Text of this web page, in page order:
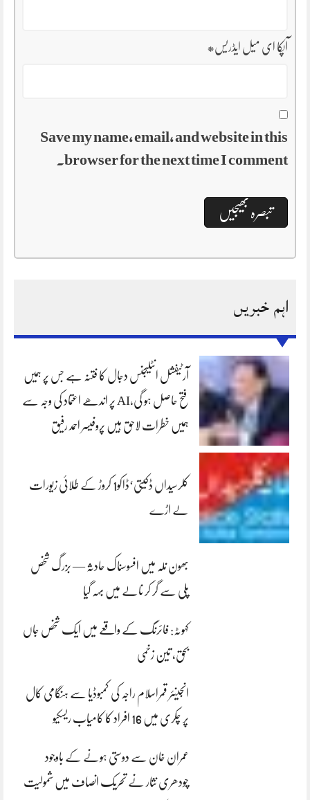
آپکا ای میل ایڈریس*
Save my name, email, and website in this
browser for the next time I comment.
اہم خبریں
آرٹیفشل انٹلیجنس دجال کا فتنہ ہے جس پر ہمیں
فتح حاصل ہو گی،AI پر اندھے اعتماد کی وجہ سے
ہمیں خطرات لاحق ہیں پروفیسر احمد رفیق
کلرسیداں ڈکیتی‘ڈاکو1 کروڑ کے طلائی زیورات
لے اڑے
بھون نلہ میں افسوسناک حادثہ — بزرگ شخص
پلی سے گر کر نالے میں بہہ گیا
کہوٹہ: فائرنگ کے واقعے میں ایک شخص جاں
بحق، تین زخمی
انجینئر قمراسلام راجہ کی کمبوڈیا سے ہنگامی کال
پر چکری میں 16 افراد کا کامیاب ریسکیو
عمران خان سے دوستی ہونے کے باوجود
چودھری نثار نے تحریک انصاف میں شمولیت